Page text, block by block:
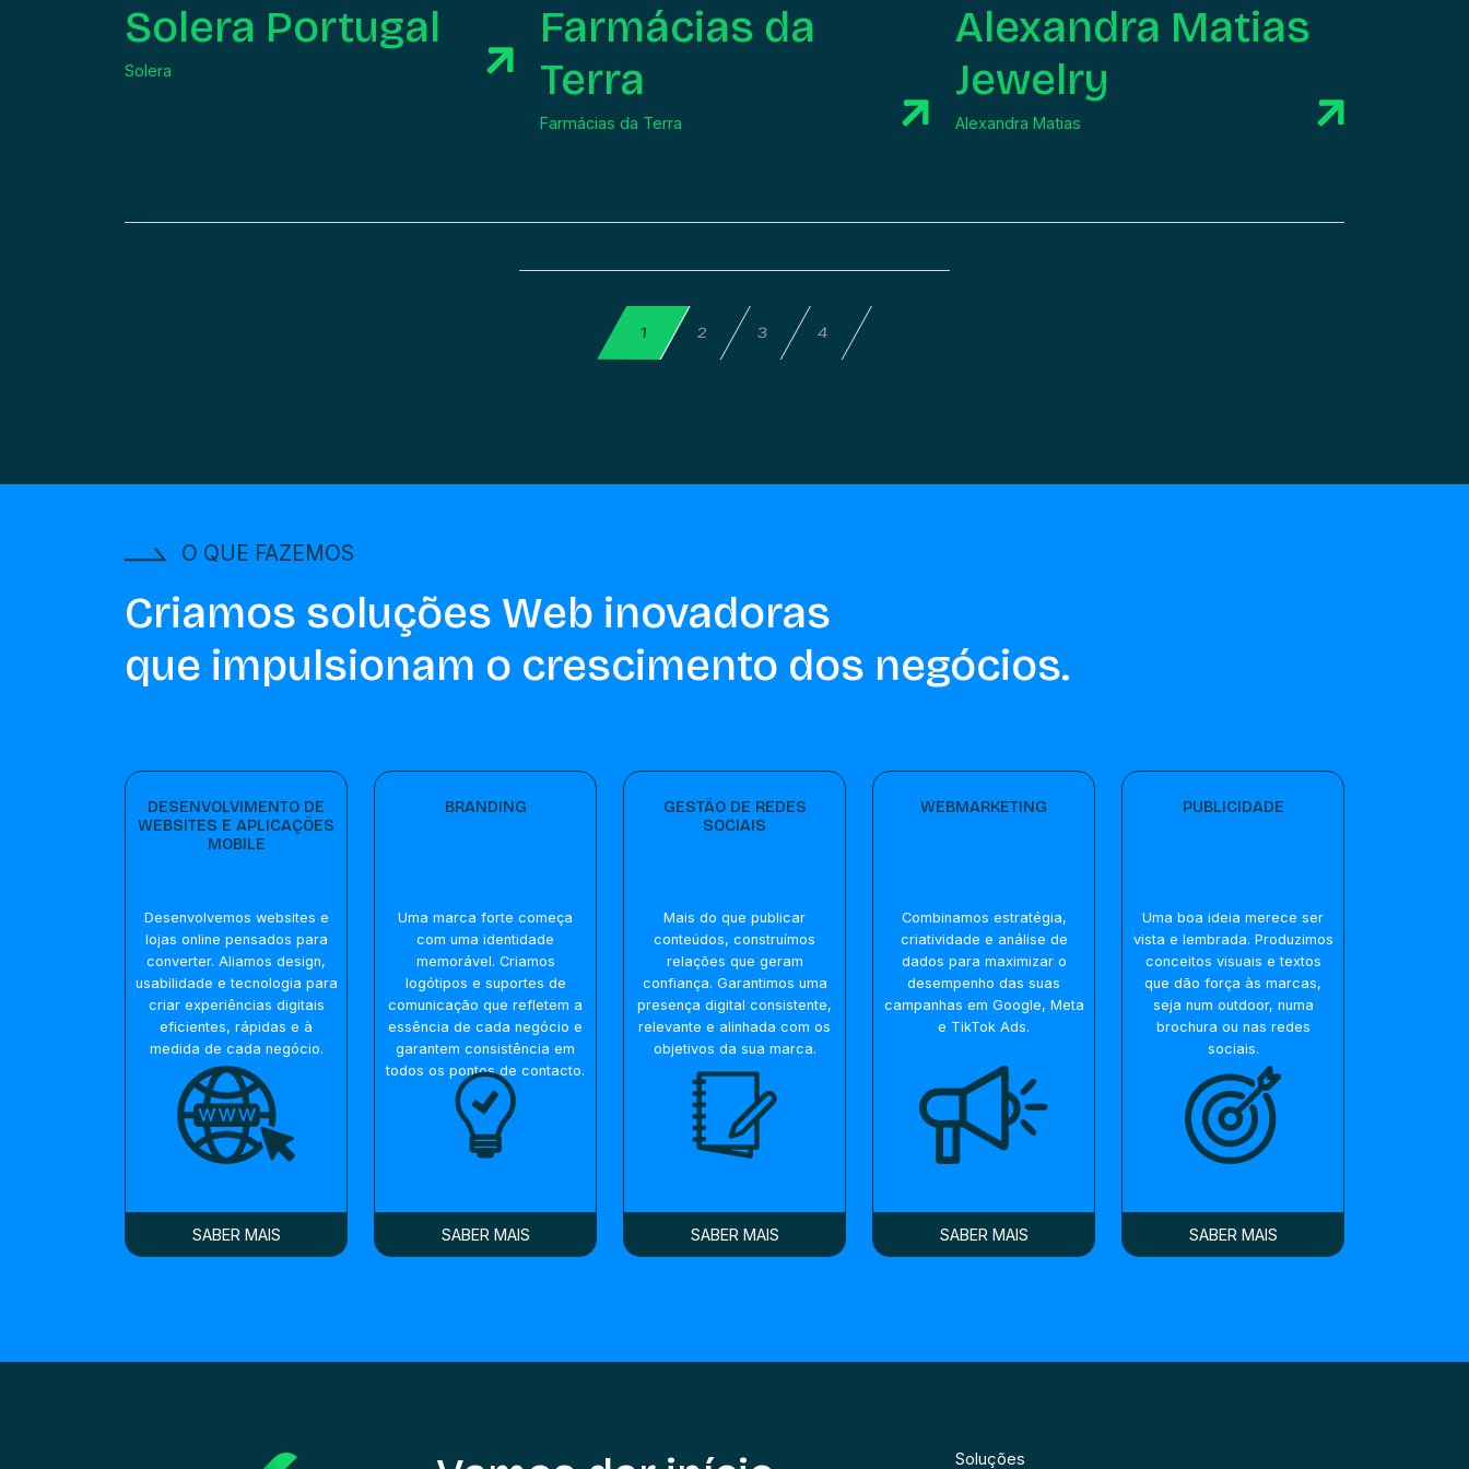
Solera Portugal
Solera
Farmácias da
Terra
Farmácias da Terra
Alexandra Matias
Jewelry
Alexandra Matias
1 2 3 4
O QUE FAZEMOS
Criamos soluções Web inovadoras
que impulsionam o crescimento dos negócios.
DESENVOLVIMENTO DE
WEBSITES E APLICAÇÕES
MOBILE
Desenvolvemos websites e
lojas online pensados para
converter. Aliamos design,
usabilidade e tecnologia para
criar experiências digitais
eficientes, rápidas e à
medida de cada negócio.
SABER MAIS
BRANDING
Uma marca forte começa
com uma identidade
memorável. Criamos
logótipos e suportes de
comunicação que refletem a
essência de cada negócio e
garantem consistência em
todos os pontos de contacto.
SABER MAIS
GESTÃO DE REDES
SOCIAIS
Mais do que publicar
conteúdos, construímos
relações que geram
confiança. Garantimos uma
presença digital consistente,
relevante e alinhada com os
objetivos da sua marca.
SABER MAIS
WEBMARKETING
Combinamos estratégia,
criatividade e análise de
dados para maximizar o
desempenho das suas
campanhas em Google, Meta
e TikTok Ads.
SABER MAIS
PUBLICIDADE
Uma boa ideia merece ser
vista e lembrada. Produzimos
conceitos visuais e textos
que dão força às marcas,
seja num outdoor, numa
brochura ou nas redes
sociais.
SABER MAIS
Soluções